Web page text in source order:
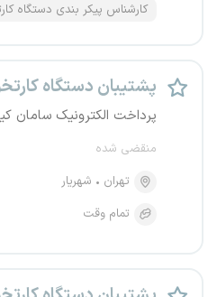
کارشناس پیکر بندی دستگاه
پشتیبان دستگاه
پرداخت الکترونیک
منقضی شده
تهران
شهریار
تمام وقت